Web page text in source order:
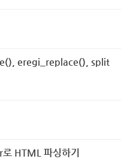
eregi_replace(), split
HTML 파싱하기